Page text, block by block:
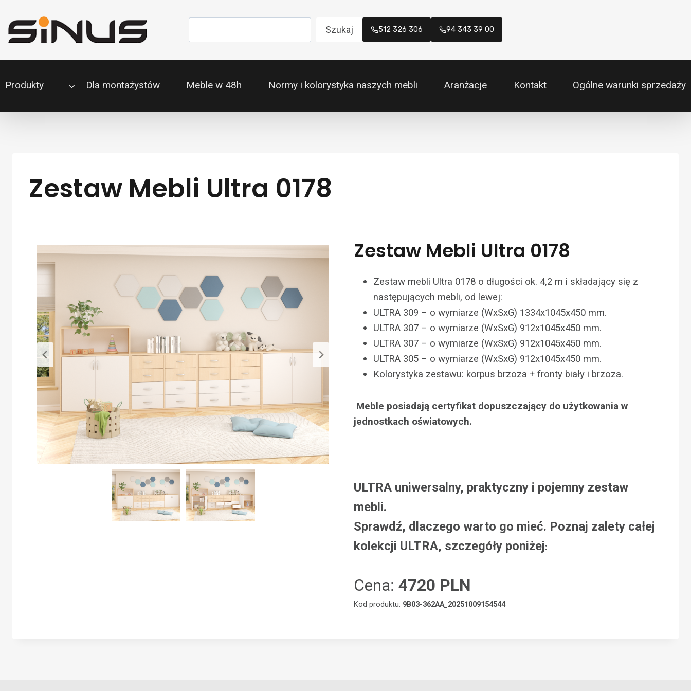
do
treści
Szukaj 512 326 306 94 343 39 00
Produkty Dla montażystów Meble w 48h Normy i kolorystyka naszych mebli Aranżacje Kontakt Ogólne warunki sprzedaży
Zestaw Mebli Ultra 0178
Zestaw Mebli Ultra 0178
Zestaw mebli Ultra 0178 o długości ok. 4,2 m i składający się z
następujących mebli, od lewej:
ULTRA 309 – o wymiarze (WxSxG) 1334x1045x450 mm.
ULTRA 307 – o wymiarze (WxSxG) 912x1045x450 mm.
ULTRA 307 – o wymiarze (WxSxG) 912x1045x450 mm.
ULTRA 305 – o wymiarze (WxSxG) 912x1045x450 mm.
Kolorystyka zestawu: korpus brzoza + fronty biały i brzoza.
Meble posiadają certyfikat dopuszczający do użytkowania w
jednostkach oświatowych.
ULTRA uniwersalny, praktyczny i pojemny zestaw
mebli.
Sprawdź, dlaczego warto go mieć. Poznaj zalety całej
kolekcji ULTRA, szczegóły poniżej:
Cena: 4720 PLN
Kod produktu: 9B03-362AA_20251009154544